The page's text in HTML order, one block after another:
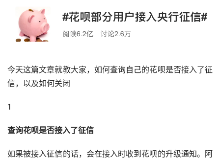
今天这篇文章就教大家，如何查询自己的花呗是否接入了征
信，以及如何关闭
1
查询花呗是否接入了征信
如果被接入征信的话，会在接入时收到花呗的升级通知。阿